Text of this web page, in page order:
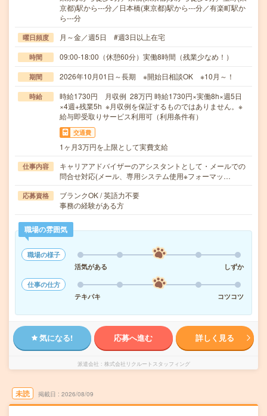
京都)駅から---分／日本橋(東京都)駅から---分／有楽町駅か
ら---分
曜日頻度 月～金／週5日 #週3日以上在宅
時間 09:00-18:00（休憩60分）実働8時間（残業少なめ！）
期間 2026年10月01日～長期 ※開始日相談OK ※10月～！
時給
時給1730円 月収例 28万円 時給1730円×実働8h×週5日
×4週+残業5h ※月収例を保証するものではありません。※
給与即受取りサービス利用可（利用条件有）
交通費
1ヶ月3万円を上限として実費支給
仕事内容
キャリアアドバイザーのアシスタントとして・メールでの
問合せ対応(メール、専用システム使用※フォーマッ…
応募資格
ブランクOK / 英語力不要
事務の経験がある方
職場の雰囲気
職場の様子
活気がある
しずか
仕事の仕方
テキパキ
コツコツ
気になる! 応募へ進む 詳しく見る
派遣会社 株式会社リクルートスタッフィング
未読 掲載日 2026/08/09